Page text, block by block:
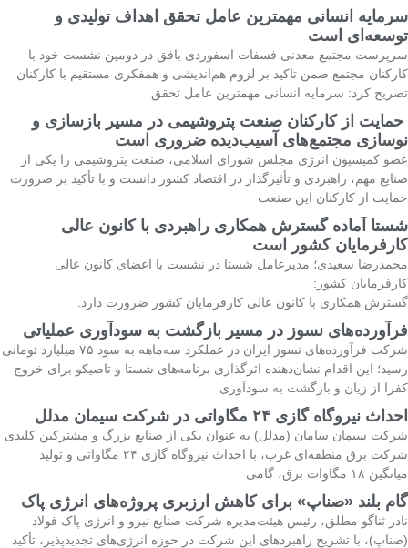
سرمایه انسانی مهمترین عامل تحقق اهداف تولیدی و
توسعه‌ای است
سرپرست مجتمع معدنی فسفات اسفوردی بافق در دومین نشست خود با
کارکنان مجتمع ضمن تاکید بر لزوم هم‌اندیشی و همفکری مستقیم با کارکنان
تصریح کرد: سرمایه انسانی مهمترین عامل تحقق
حمایت از کارکنان صنعت پتروشیمی در مسیر بازسازی و
نوسازی مجتمع‌های آسیب‌دیده ضروری است
عضو کمیسیون انرژی مجلس شورای اسلامی، صنعت پتروشیمی را یکی از
صنایع مهم، راهبردی و تأثیرگذار در اقتصاد کشور دانست و با تأکید بر ضرورت
حمایت از کارکنان این صنعت
شستا آماده گسترش همکاری راهبردی با کانون عالی
کارفرمایان کشور است
محمدرضا سعیدی؛ مدیرعامل شستا در نشست با اعضای کانون عالی
کارفرمایان کشور:
گسترش همکاری با کانون عالی کارفرمایان کشور ضرورت دارد.
فرآورده‌های نسوز در مسیر بازگشت به سودآوری عملیاتی
شرکت فرآورده‌های نسوز ایران در عملکرد سه‌ماهه به سود ۷۵ میلیارد تومانی
رسید؛ این اقدام نشان‌دهنده اثرگذاری برنامه‌های شستا و تاصیکو برای خروج
کفرا از زیان و بازگشت به سودآوری
احداث نیروگاه گازی ۲۴ مگاواتی در شرکت سیمان مدلل
شرکت سیمان سامان (مدلل) به عنوان یکی از صنایع بزرگ و مشترکین کلیدی
شرکت برق منطقه‌ای غرب، با احداث نیروگاه گازی ۲۴ مگاواتی و تولید
میانگین ۱۸ مگاوات برق، گامی
گام بلند «صناپ» برای کاهش ارزبری پروژه‌های انرژی پاک
نادر ثناگو مطلق، رئیس هیئت‌مدیره شرکت صنایع نیرو و انرژی پاک فولاد
(صناپ)، با تشریح راهبردهای این شرکت در حوزه انرژی‌های تجدیدپذیر، تأکید